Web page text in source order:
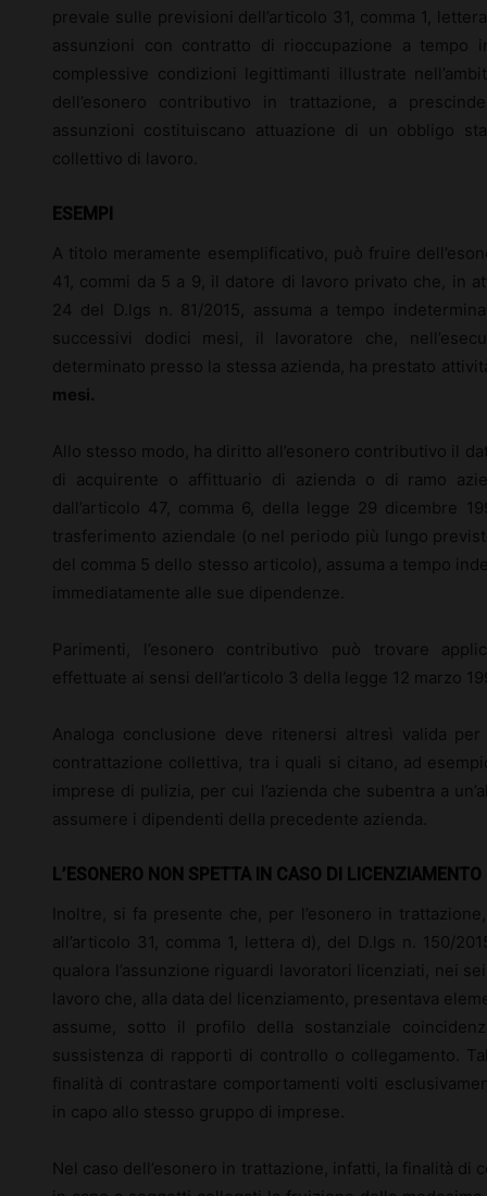
prevale sulle previsioni dell’articolo 31, comma 1,
assunzioni con contratto di rioccupazione a tempo
complessive condizioni legittimanti illustrate
dell’esonero contributivo in trattazione, a
assunzioni costituiscano attuazione di un obbligo
collettivo di lavoro.
ESEMPI
A titolo meramente esemplificativo, può fruire
41, commi da 5 a 9, il datore di lavoro privato che, in
24 del D.lgs n. 81/2015, assuma a tempo
successivi dodici mesi, il lavoratore che,
determinato presso la stessa azienda, ha prestato
mesi.
Allo stesso modo, ha diritto all’esonero contributivo il
di acquirente o affittuario di azienda o di ramo
dall’articolo 47, comma 6, della legge 29 dicembre
trasferimento aziendale (o nel periodo più lungo
del comma 5 dello stesso articolo), assuma a tempo
immediatamente alle sue dipendenze.
Parimenti, l’esonero contributivo può trovare
effettuate ai sensi dell’articolo 3 della legge 12 marzo
Analoga conclusione deve ritenersi altresì valida
contrattazione collettiva, tra i quali si citano, ad
imprese di pulizia, per cui l’azienda che subentra a
assumere i dipendenti della precedente azienda.
L’ESONERO NON SPETTA IN CASO DI LICENZIAMENTO
Inoltre, si fa presente che, per l’esonero in
all’articolo 31, comma 1, lettera d), del D.lgs n. 150/
qualora l’assunzione riguardi lavoratori licenziati, nei
lavoro che, alla data del licenziamento, presentava
assume, sotto il profilo della sostanziale
sussistenza di rapporti di controllo o collegamento.
finalità di contrastare comportamenti volti
in capo allo stesso gruppo di imprese.
Nel caso dell’esonero in trattazione, infatti, la finalità